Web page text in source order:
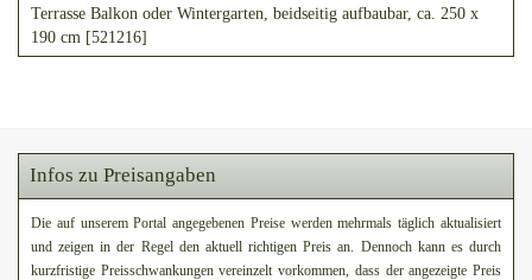
Terrasse Balkon oder Wintergarten, beidseitig aufbaubar, ca. 250 x
190 cm [521216]
Infos zu Preisangaben
Die auf unserem Portal angegebenen Preise werden mehrmals täglich aktualisiert
und zeigen in der Regel den aktuell richtigen Preis an. Dennoch kann es durch
kurzfristige Preisschwankungen vereinzelt vorkommen, dass der angezeigte Preis